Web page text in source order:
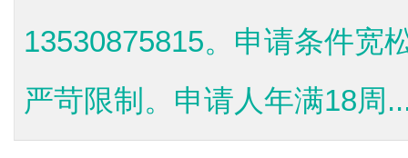
13530875815。申请条件宽
严苛限制。申请人年满18周